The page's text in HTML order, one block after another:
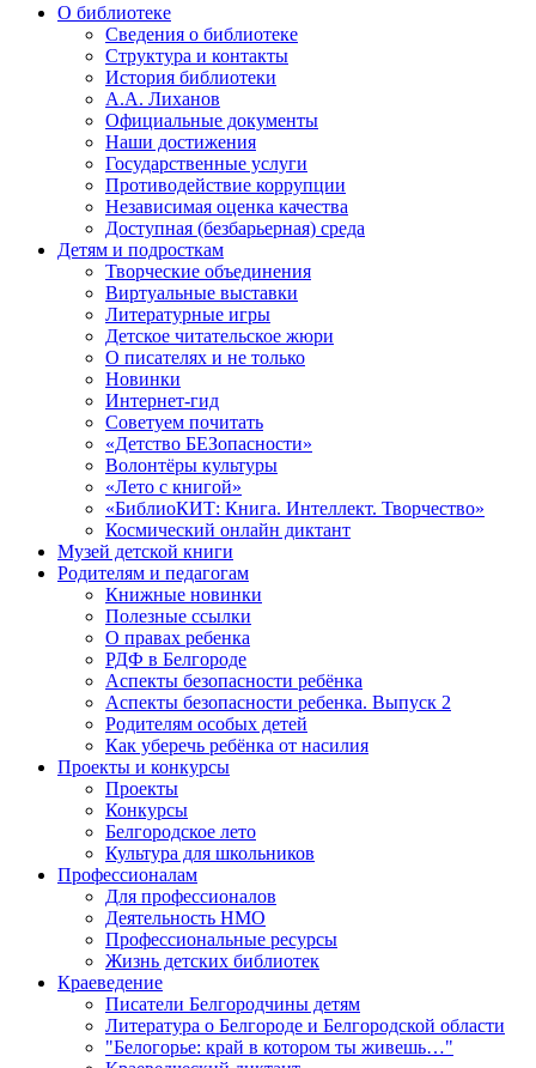
О библиотеке
Сведения о библиотеке
Структура и контакты
История библиотеки
А.А. Лиханов
Официальные документы
Наши достижения
Государственные услуги
Противодействие коррупции
Независимая оценка качества
Доступная (безбарьерная) среда
Детям и подросткам
Творческие объединения
Виртуальные выставки
Литературные игры
Детское читательское жюри
О писателях и не только
Новинки
Интернет-гид
Советуем почитать
«Детство БЕЗопасности»
Волонтёры культуры
«Лето с книгой»
«БиблиоКИТ: Книга. Интеллект. Творчество»
Космический онлайн диктант
Музей детской книги
Родителям и педагогам
Книжные новинки
Полезные ссылки
О правах ребенка
РДФ в Белгороде
Аспекты безопасности ребёнка
Аспекты безопасности ребенка. Выпуск 2
Родителям особых детей
Как уберечь ребёнка от насилия
Проекты и конкурсы
Проекты
Конкурсы
Белгородское лето
Культура для школьников
Профессионалам
Для профессионалов
Деятельность НМО
Профессиональные ресурсы
Жизнь детских библиотек
Краеведение
Писатели Белгородчины детям
Литература о Белгороде и Белгородской области
"Белогорье: край в котором ты живешь…"